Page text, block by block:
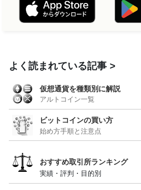
よく読まれている記事
仮想通貨を種類別に解説
アルトコイン一覧
ビットコインの買い方
始め方手順と注意点
おすすめ取引所ランキング
実績・評判・目的別